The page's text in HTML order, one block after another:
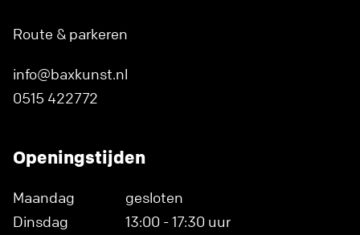
Route & parkeren
info@baxkunst.nl
0515 422772
Openingstijden
Maandag
gesloten
Dinsdag
13:00 - 17:30 uur